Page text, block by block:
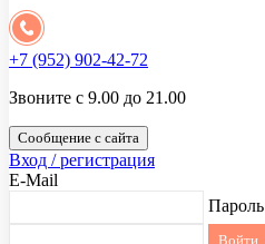
+7 (952) 902-42-72
Звоните с 9.00 до 21.00
Сообщение с сайта
Вход / регистрация
E-Mail
Пароль